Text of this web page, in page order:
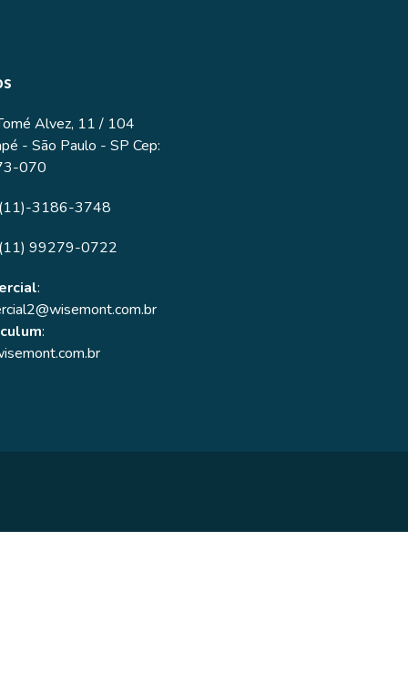
Alvez, 11 / 104
- São Paulo - SP Cep:
070
3186-3748
99279-0722
:
: